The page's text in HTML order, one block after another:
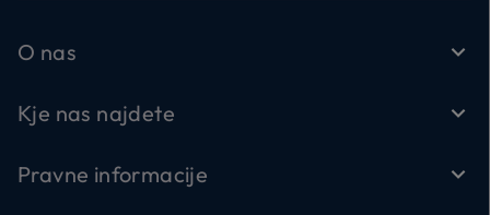
O nas
Kje nas najdete
Pravne informacije